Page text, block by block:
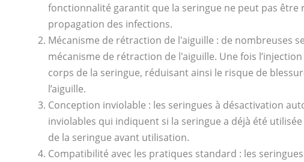
fonctionnalité garantit que la seringue ne peut pas
propagation des infections.
Mécanisme de rétraction de l'aiguille : de nombreuses
mécanisme de rétraction de l'aiguille. Une fois
corps de la seringue, réduisant ainsi le risque de
l’aiguille.
Conception inviolable : les seringues à désactivation
inviolables qui indiquent si la seringue a déjà été
de la seringue avant utilisation.
Compatibilité avec les pratiques standard : les